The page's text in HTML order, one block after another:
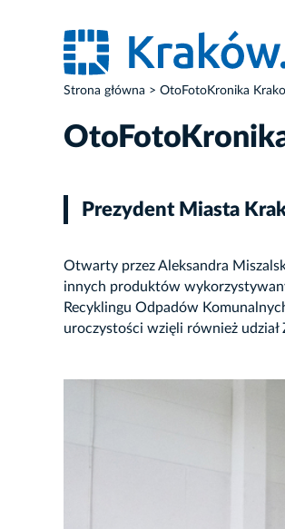
Strona główna OtoFotoKronika
Prezydent Miasta
Otwarty przez Aleksandra
innych produktów
Recyklingu Odpadów
uroczystości wzięli również udział